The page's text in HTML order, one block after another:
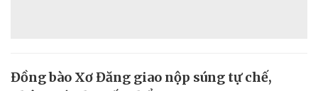
Đồng bào Xơ Đăng giao nộp súng tự chế,